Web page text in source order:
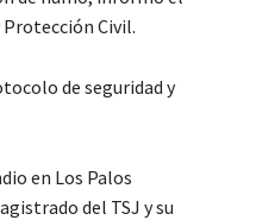
Civil.
de seguridad y
en Los Palos
del TSJ y su